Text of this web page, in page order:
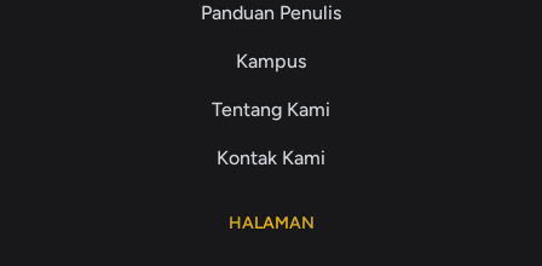
Panduan Penulis
Kampus
Tentang Kami
Kontak Kami
HALAMAN